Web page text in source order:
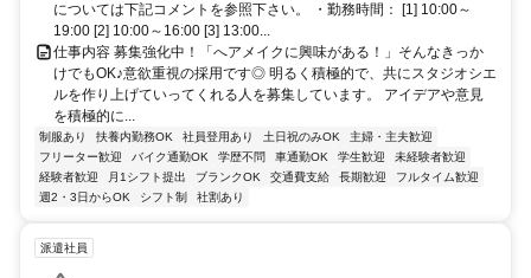
については下記コメントを参照下さい。 ・勤務時間： [1] 10:00～
19:00 [2] 10:00～16:00 [3] 13:00...
仕事内容 募集強化中！「へアメイクに興味がある！」そんなきっか
けでもOK♪意欲重視の採用です◎ 明るく積極的で、共にスタジオシエ
ルを作り上げていってくれる人を募集しています。 アイデアや意見
を積極的に...
制服あり 扶養内勤務OK 社員登用あり 土日祝のみOK
主婦・主夫歓迎
フリーター歓迎
バイク通勤OK 学歴不問 車通勤OK 学生歓迎
未経験者歓迎
経験者歓迎
月1シフト提出 ブランクOK 交通費支給 長期歓迎
フルタイム歓迎
週2・3日からOK
シフト制 社割あり
派遣社員